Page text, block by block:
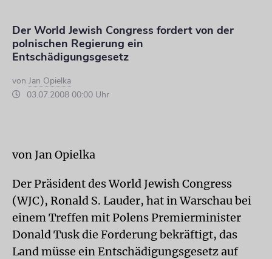
Der World Jewish Congress fordert von der
polnischen Regierung ein
Entschädigungsgesetz
von Jan Opielka
03.07.2008 00:00 Uhr
von Jan Opielka
Der Präsident des World Jewish Congress
(WJC), Ronald S. Lauder, hat in Warschau bei
einem Treffen mit Polens Premierminister
Donald Tusk die Forderung bekräftigt, das
Land müsse ein Entschädigungsgesetz auf